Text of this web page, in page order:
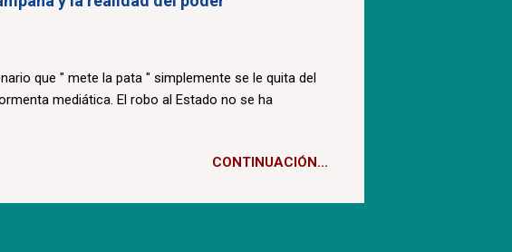
que " mete la pata " simplemente se le quita del
mediática. El robo al Estado no se ha
CONTINUACIÓN...